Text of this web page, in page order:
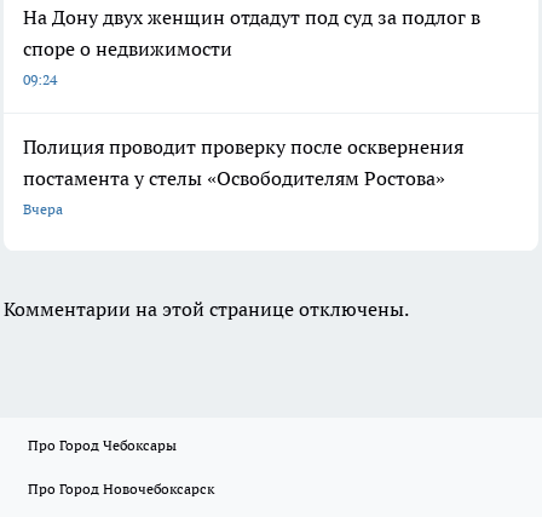
На Дону двух женщин отдадут под суд за подлог в
споре о недвижимости
09:24
Полиция проводит проверку после осквернения
постамента у стелы «Освободителям Ростова»
Вчера
Комментарии на этой странице отключены.
Про Город Чебоксары
Про Город Новочебоксарск